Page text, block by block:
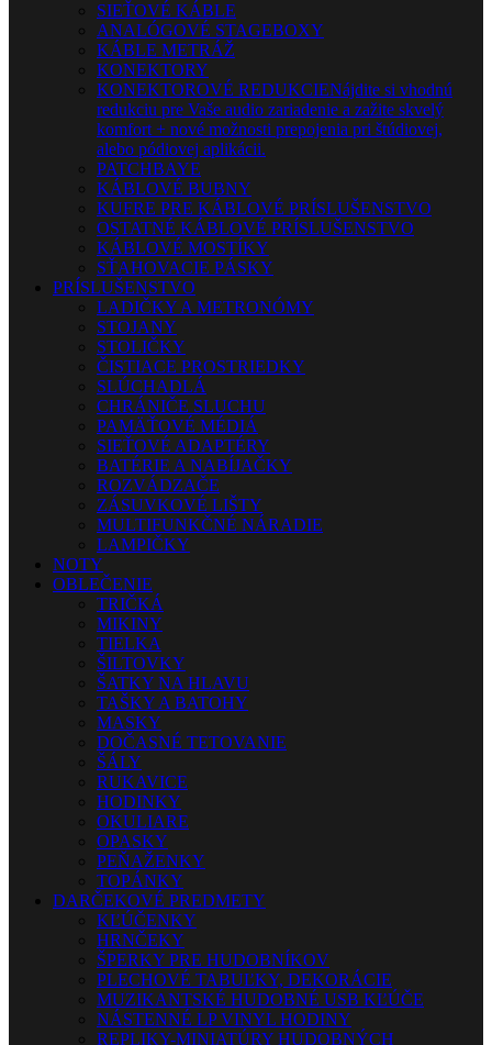
SIEŤOVÉ KÁBLE
ANALÓGOVÉ STAGEBOXY
KÁBLE METRÁŽ
KONEKTORY
KONEKTOROVÉ REDUKCIENájdite si vhodnú
redukciu pre Vaše audio zariadenie a zažite skvelý
komfort + nové možnosti prepojenia pri štúdiovej,
alebo pódiovej aplikácii.
PATCHBAYE
KÁBLOVÉ BUBNY
KUFRE PRE KÁBLOVÉ PRÍSLUŠENSTVO
OSTATNÉ KÁBLOVÉ PRÍSLUŠENSTVO
KÁBLOVÉ MOSTÍKY
SŤAHOVACIE PÁSKY
PRÍSLUŠENSTVO
LADIČKY A METRONÓMY
STOJANY
STOLIČKY
ČISTIACE PROSTRIEDKY
SLÚCHADLÁ
CHRÁNIČE SLUCHU
PAMÄŤOVÉ MÉDIÁ
SIEŤOVÉ ADAPTÉRY
BATÉRIE A NABÍJAČKY
ROZVÁDZAČE
ZÁSUVKOVÉ LIŠTY
MULTIFUNKČNÉ NÁRADIE
LAMPIČKY
NOTY
OBLEČENIE
TRIČKÁ
MIKINY
TIELKA
ŠILTOVKY
ŠATKY NA HLAVU
TAŠKY A BATOHY
MASKY
DOČASNÉ TETOVANIE
ŠÁLY
RUKAVICE
HODINKY
OKULIARE
OPASKY
PEŇAŽENKY
TOPÁNKY
DARČEKOVÉ PREDMETY
KĽÚČENKY
HRNČEKY
ŠPERKY PRE HUDOBNÍKOV
PLECHOVÉ TABUĽKY, DEKORÁCIE
MUZIKANTSKÉ HUDOBNÉ USB KĽÚČE
NÁSTENNÉ LP VINYL HODINY
REPLIKY-MINIATÚRY HUDOBNÝCH